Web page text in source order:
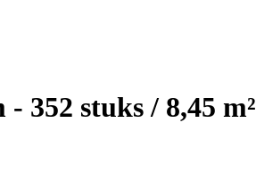
352 stuks / 8,45 m²